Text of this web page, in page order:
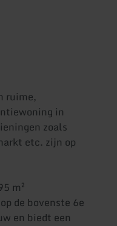
ruime,
in
zoals
etc. zijn op
m²
de bovenste 6e
en biedt een